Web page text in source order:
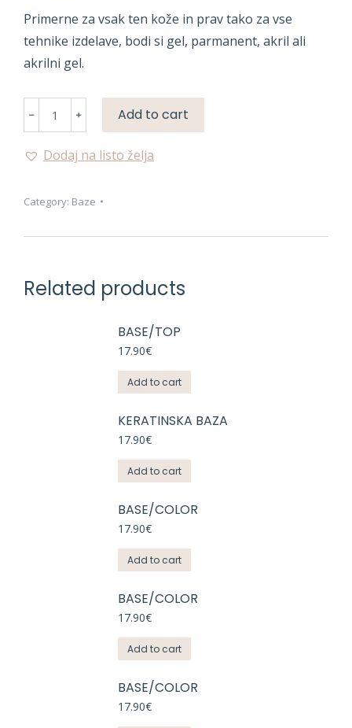
Primerne za vsak ten kože in prav tako za vse
tehnike izdelave, bodi si gel, parmanent, akril ali
akrilni gel.
BASE/COLOR
quantity
Add to cart
Dodaj na listo želja
Category: Baze
Related products
BASE/TOP
17.90€
Add to cart
KERATINSKA BAZA
17.90€
Add to cart
BASE/COLOR
17.90€
Add to cart
BASE/COLOR
17.90€
Add to cart
BASE/COLOR
17.90€